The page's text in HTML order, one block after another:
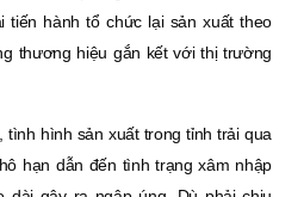
tiến hành tổ chức lại sản xuất theo
thương hiệu gắn kết với thị trường
tình hình sản xuất trong tỉnh trải qua
hạn dẫn đến tình trạng xâm nhập